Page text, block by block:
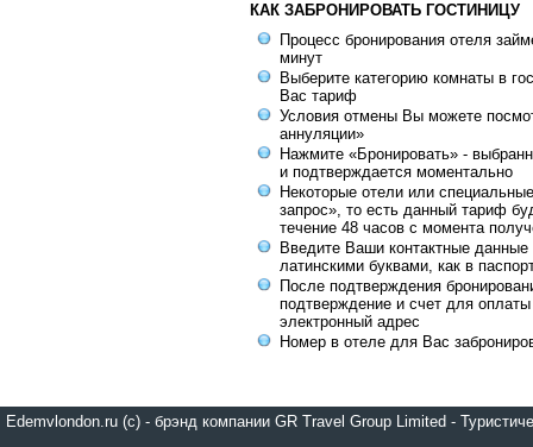
КАК ЗАБРОНИРОВАТЬ ГОСТИНИЦУ
Процесс бронирования отеля
минут
Выберите категорию комнаты в
Вас тариф
Условия отмены Вы можете
аннуляции»
Нажмите «Бронировать» -
и подтверждается моментально
Некоторые отели или
запрос», то есть данный тариф
течение 48 часов с момента
Введите Ваши контактные данные
латинскими буквами, как в
После подтверждения
подтверждение и счет для
электронный адрес
Номер в отеле для Вас
Edemvlondon.ru (c) - брэнд компании GR Travel Group Limited -